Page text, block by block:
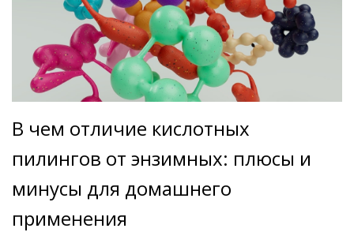
В чем отличие кислотных
пилингов от энзимных: плюсы и
минусы для домашнего
применения